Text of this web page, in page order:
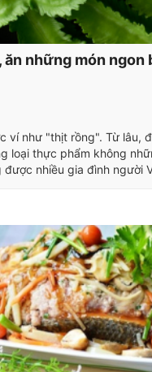
ăn những món
ví như "thịt rồng". Từ lâu,
loại thực phẩm không
nhiều gia đình người